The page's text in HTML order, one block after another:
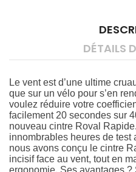
DÉTAILS
Le vent est d’une ultime
que sur un vélo pour s’en
voulez réduire votre
facilement 20 secondes sur
nouveau cintre Roval
innombrables heures de test
nous avons conçu le cintre
incisif face au vent, tout en
ergonomie. Ses avantages ?